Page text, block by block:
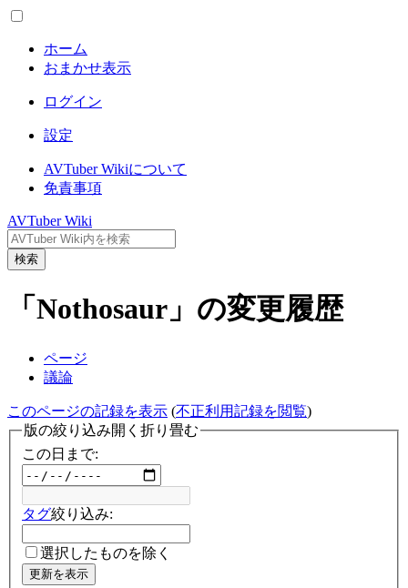
ホーム
おまかせ表示
ログイン
設定
AVTuber Wikiについて
免責事項
AVTuber Wiki
検索
「Nothosaur」の変更履歴
ページ
議論
このページの記録を表示 (不正利用記録を閲覧)
版の絞り込み開く 折り畳む
この日まで:
タグ絞り込み:
選択したものを除く
更新を表示